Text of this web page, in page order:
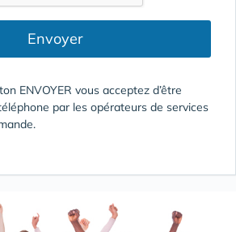
Envoyer
ENVOYER vous acceptez d’être
par les opérateurs de services